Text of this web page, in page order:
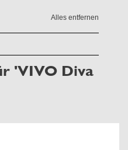
Alles entfernen
'VIVO Diva